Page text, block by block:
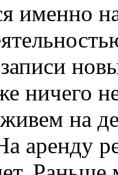
именно
ничего
на
аренду